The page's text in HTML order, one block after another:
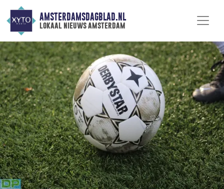
AMSTERDAMSDAGBLAD.NL
lokaal nieuws amsterdam